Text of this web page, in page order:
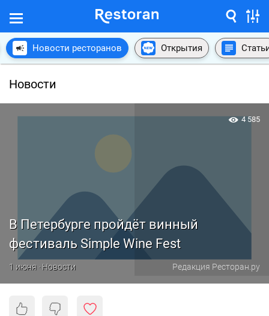
Новости ресторанов Открытия
Новости
В Петербурге пройдёт винный
фестиваль Simple Wine Fest
1 июня · Новости Редакция Ресторан.ру
4 585